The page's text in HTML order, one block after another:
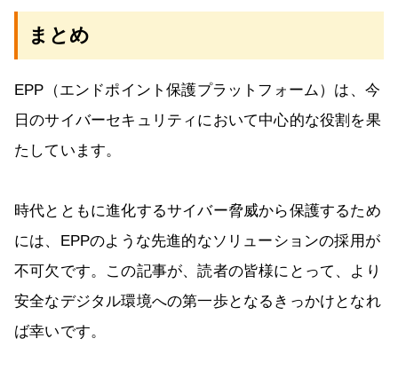
まとめ
EPP（エンドポイント保護プラットフォーム）は、今
日のサイバーセキュリティにおいて中心的な役割を果
たしています。
時代とともに進化するサイバー脅威から保護するため
には、EPPのような先進的なソリューションの採用が
不可欠です。この記事が、読者の皆様にとって、より
安全なデジタル環境への第一歩となるきっかけとなれ
ば幸いです。